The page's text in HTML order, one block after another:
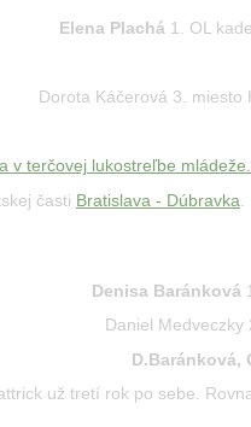
Elena Plachá 1. OL
Dorota Káčerová 3. miesto
v terčovej lukostreľbe mládeže.
časti Bratislava - Dúbravka
Denisa Baránková
Daniel
D.Baránková,
už tretí rok po sebe.